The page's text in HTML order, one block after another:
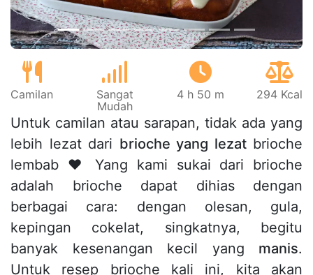
Camilan
Sangat
Mudah
4 h 50 m 294 Kcal
Untuk camilan atau sarapan, tidak ada yang
lebih lezat dari brioche yang lezatbrioche
lembab ♥ Yang kami sukai dari brioche
adalah brioche dapat dihias dengan
berbagai cara: dengan olesan, gula,
kepingan cokelat, singkatnya, begitu
banyak kesenangan kecil yang manis.
Untuk resep brioche kali ini, kita akan